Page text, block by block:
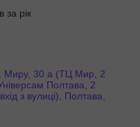
за рік
Миру, 30 а (ТЦ Мир, 2
Полтава, 2
з вулиці), Полтава,